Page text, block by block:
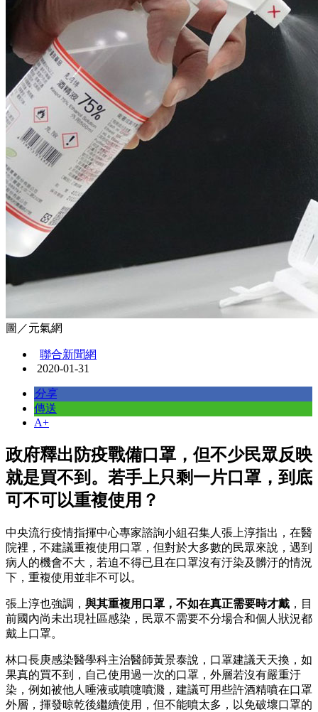
圖／元氣網
聯合新聞網
2020-01-31
分享
傳送
A+
政府釋出防疫戰備口罩，但不少民眾反映
就是買不到。若手上只剩一片口罩，到底
可不可以重複使用？
中央流行疫情指揮中心專家諮詢小組召集人張上淳指出，在醫
院裡，不建議重複使用口罩，但對於大多數的民眾來說，遇到
病人的機會不大，若迫不得已且在口罩沒有汙染及髒汙的情況
下，重複使用並非不可以。
張上淳也強調， 與其重複用口罩，不如在真正需要時才戴 ，目
前國內尚未出現社區感染，民眾不需要不分場合和個人狀況都
戴上口罩。
林口長庚感染醫學科主治醫師黃景泰說，口罩建議天天換，如
果真的買不到，自己使用過一次的口罩，外層若沒有嚴重汙
染，例如被他人唾液或噴嚏噴濺，建議可用些許酒精噴在口罩
外層，揮發晾乾後繼續使用，但不能噴太多，以免破壞口罩的